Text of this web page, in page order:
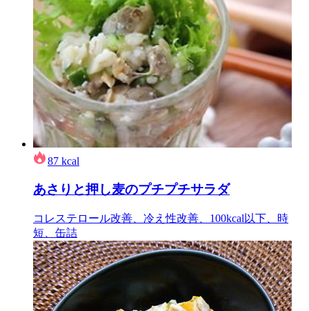
87 kcal
あさりと押し麦のプチプチサラダ
コレステロール改善、冷え性改善、100kcal以下、時
短、缶詰